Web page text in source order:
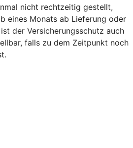
nicht rechtzeitig gestellt,
eines Monats ab Lieferung oder
der Versicherungsschutz auch
falls zu dem Zeitpunkt noch